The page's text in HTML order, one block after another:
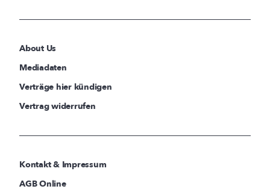
About Us
Mediadaten
Verträge hier kündigen
Vertrag widerrufen
Kontakt & Impressum
AGB Online